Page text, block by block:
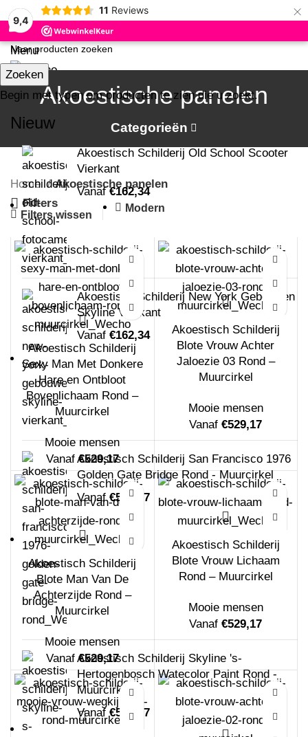
9,4
11 Reviews ×
Menu
Akoestische panelen
Categorieën
Home
Akoestische panelen
Filters
Filters wissen
Modern
Akoestisch Schilderij
Sexy Man Met Donkere
Hare en Ontbloot
Bovenlichaam Rond –
Muurcirkel
Mooie mensen
Vanaf€529,17
Akoestisch Schilderij
Blote Vrouw Achter
Jaloezie 03 Rond –
Muurcirkel
Mooie mensen
Vanaf€529,17
Akoestisch Schilderij
Blote Man Van De
Achterzijde Rond –
Muurcirkel
Mooie mensen
Vanaf€529,17
Akoestisch Schilderij
Blote Vrouw Lichaam
Rond – Muurcirkel
Mooie mensen
Vanaf€529,17
Zoeken
Begin met typen om producten te zien die u zoekt.
Nieuw
Akoestisch Schilderij Old School Scooter
Vierkant
Vanaf€162,34
Akoestisch Schilderij New York Gebouwen
Skyline Vierkant
Vanaf €162,34
Akoestisch Schilderij San Francisco 1976
Golden Gate Bridge Rond - Muurcirkel
Vanaf€529,17
Akoestisch Schilderij Skyline 's-
Hertogenbosch Watecolor Paint Rond -
Muurcirkel
Vanaf€529,17